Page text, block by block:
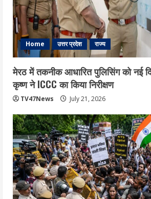
Home उत्तर प्रदेश राज्य
मेरठ में तकनीक आधारित पुलिसिंग को नई
कृष्ण ने ICCC का किया निरीक्षण
TV47News July 21, 2026